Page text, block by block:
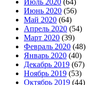
Июль 2020 (64)
Июнь 2020 (56)
Май 2020 (64)
Апрель 2020 (54)
Март 2020 (39)
Февраль 2020 (48)
Январь 2020 (40)
Декабрь 2019 (67)
Ноябрь 2019 (53)
Октябрь 2019 (44)